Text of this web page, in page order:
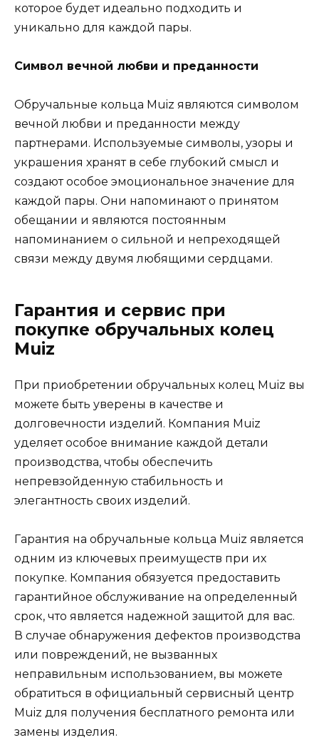
которое будет идеально подходить и
уникально для каждой пары.
Символ вечной любви и преданности
Обручальные кольца Muiz являются символом
вечной любви и преданности между
партнерами. Используемые символы, узоры и
украшения хранят в себе глубокий смысл и
создают особое эмоциональное значение для
каждой пары. Они напоминают о принятом
обещании и являются постоянным
напоминанием о сильной и непреходящей
связи между двумя любящими сердцами.
Гарантия и сервис при
покупке обручальных колец
Muiz
При приобретении обручальных колец Muiz вы
можете быть уверены в качестве и
долговечности изделий. Компания Muiz
уделяет особое внимание каждой детали
производства, чтобы обеспечить
непревзойденную стабильность и
элегантность своих изделий.
Гарантия на обручальные кольца Muiz является
одним из ключевых преимуществ при их
покупке. Компания обязуется предоставить
гарантийное обслуживание на определенный
срок, что является надежной защитой для вас.
В случае обнаружения дефектов производства
или повреждений, не вызванных
неправильным использованием, вы можете
обратиться в официальный сервисный центр
Muiz для получения бесплатного ремонта или
замены изделия.